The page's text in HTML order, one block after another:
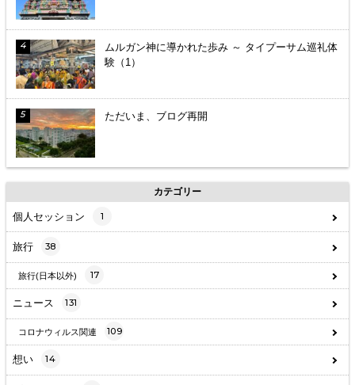
ムルガン神に導かれた歩み ～ タイプーサム巡礼体
験（1）
ただいま、ブログ再開
カテゴリー
個人セッション 1
旅行 38
旅行(日本以外) 17
ニュース 131
コロナウィルス関連 109
想い 14